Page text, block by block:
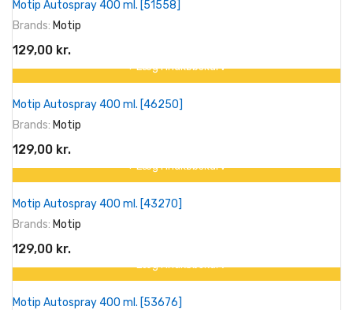
Motip Autospray 400 ml. [51558]
Brands: Motip
129,00 kr.
+ Læg I Indkøbskurv
Motip Autospray 400 ml. [46250]
Brands: Motip
129,00 kr.
+ Læg I Indkøbskurv
Motip Autospray 400 ml. [43270]
Brands: Motip
129,00 kr.
+ Læg I Indkøbskurv
Motip Autospray 400 ml. [53676]